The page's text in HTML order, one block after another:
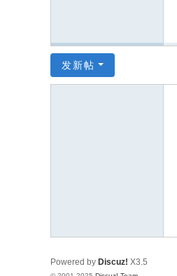
发新帖
Powered by Discuz! X3.5